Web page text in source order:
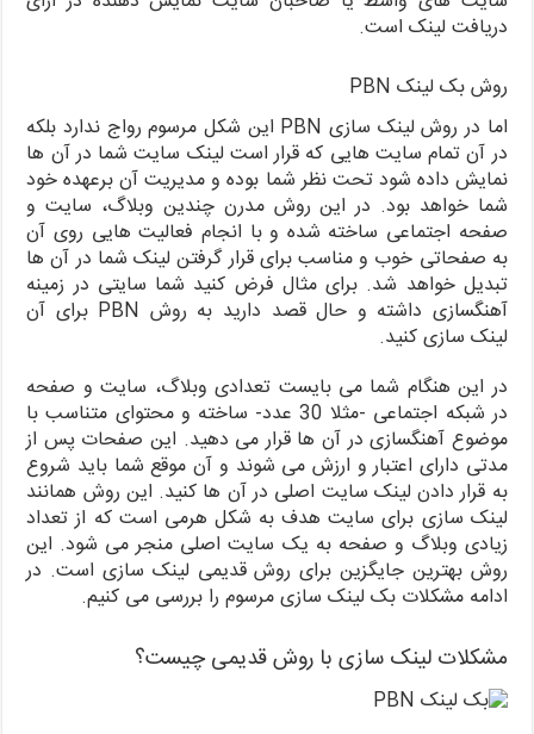
دریافت لینک است.
روش بک لینک PBN
اما در روش لینک سازی PBN این شکل مرسوم رواج ندارد بلکه
در آن تمام سایت هایی که قرار است لینک سایت شما در آن ها
نمایش داده شود تحت نظر شما بوده و مدیریت آن برعهده خود
شما خواهد بود. در این روش مدرن چندین وبلاگ، سایت و
صفحه اجتماعی ساخته شده و با انجام فعالیت هایی روی آن
به صفحاتی خوب و مناسب برای قرار گرفتن لینک شما در آن ها
تبدیل خواهد شد. برای مثال فرض کنید شما سایتی در زمینه
آهنگسازی داشته و حال قصد دارید به روش PBN برای آن
لینک سازی کنید.
در این هنگام شما می بایست تعدادی وبلاگ، سایت و صفحه
در شبکه اجتماعی -مثلا 30 عدد- ساخته و محتوای متناسب با
موضوع آهنگسازی در آن ها قرار می دهید. این صفحات پس از
مدتی دارای اعتبار و ارزش می شوند و آن موقع شما باید شروع
به قرار دادن لینک سایت اصلی در آن ها کنید. این روش همانند
لینک سازی برای سایت هدف به شکل هرمی است که از تعداد
زیادی وبلاگ و صفحه به یک سایت اصلی منجر می شود. این
روش بهترین جایگزین برای روش قدیمی لینک سازی است. در
ادامه مشکلات بک لینک سازی مرسوم را بررسی می کنیم.
مشکلات لینک سازی با روش قدیمی چیست؟